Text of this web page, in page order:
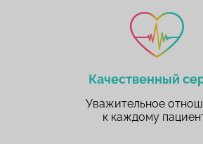
Качественный
Уважительное
к каждому